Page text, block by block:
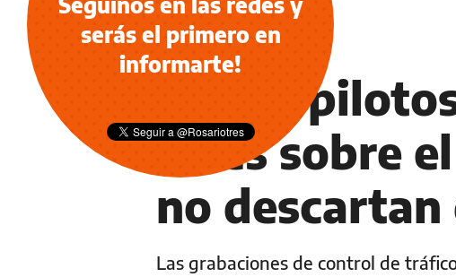
INFORMACIÓN GENERAL
Varios
luces sobre
no descartan
Las grabaciones de control de
serás el primero en
informarte!